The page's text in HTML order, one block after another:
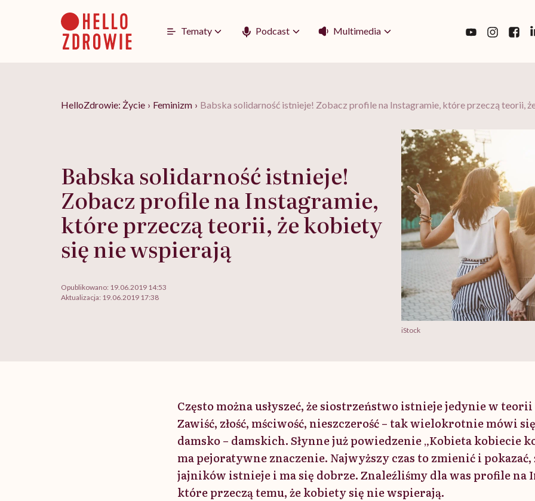
Tematy Podcast Multimedia
HelloZdrowie: Życie › Feminizm › Babska solidarność istnieje! Zobacz profile na Instagramie, które przeczą teorii,
Babska solidarność istnieje!
Zobacz profile na Instagramie,
które przeczą teorii, że kobiety
się nie wspierają
Opublikowano: 19.06.2019 14:53
Aktualizacja: 19.06.2019 17:38
iStock
Często można usłyszeć, że siostrzeństwo istnieje jedynie w
Zawiść, złość, mściwość, nieszczerość – tak wielokrotnie mówi
damsko – damskich. Słynne już powiedzenie „Kobieta kobiecie
ma pejoratywne znaczenie. Najwyższy czas to zmienić i pokazać,
jajników istnieje i ma się dobrze. Znaleźliśmy dla was profile na
które przeczą temu, że kobiety się nie wspierają.